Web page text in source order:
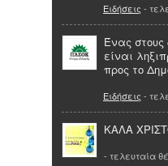
Ειδήσεις -
Ένας στους
είναι
προς το
Ειδήσεις -
ΚΑΛΑ
- τελευταία